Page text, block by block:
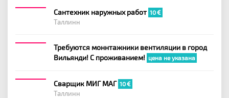
Сантехник наружных работ 10
Таллинн
Требуются моннтажники вентиляции в город
Вильянди! С проживанием! цена не указана
Сварщик МИГ МАГ 10
Таллинн